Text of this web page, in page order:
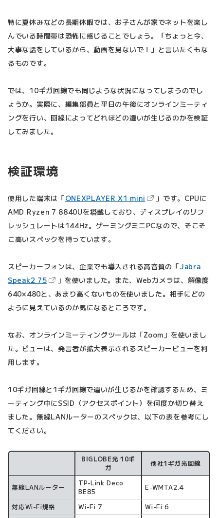
特に夏休みなどの長期休暇では、お子さんが家でネットを楽し
んでいる時間帯は恐怖に感じることでしょう。「ちょっと今、
大事な話をしているから、動画を見ないで！」と言いたくもな
るものです。
では、10ギガ回線でも同じような状況になってしまうのでし
ょうか。実際に、編集部員と平日の午後にオンラインミーティ
ングを行い、回線によってどれほどの違いが生じるのかを検証
してみました。
検証環境
使用した端末は「ONEXPLAYER X1 mini （新しいタブで開き
」です。CPUに
AMD Ryzen 7 8840Uを搭載しており、ディスプレイのリフ
レッシュレートは144Hz。ゲーミングミニPCなので、そこそ
こ高いスペックを持っています。
スピーカーフォンは、企業でも導入される高音質の「Jabra
Speak2 75（新しいタブで開きます）
」を使いました。また、Webカメラは、解像度
640×480と、あまり高くないものを使いました。相手にどの
ように見えているのか気になるところです。
なお、オンラインミーティングツールは「Zoom」を使いまし
た。ビューは、発言者が拡大表示されるスピーカービューを利
用します。
10ギガ回線と1ギガ回線で違いが生じるかを確認するため、ミ
ーティング中にSSID（アクセスポイント）を何度か切り替え
ました。無線LANルーターのスペックは、以下の表を参考にし
てください。
BIGLOBE光 10ギ
ガ
他社1ギガ光回線
無線LANルーター
TP-Link Deco
BE85
E-WMTA2.4
対応Wi-Fi規格 Wi-Fi 7
Wi-Fi 6